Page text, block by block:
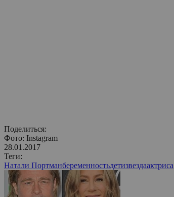
Поделиться:
Фото: Instagram
28.01.2017
Теги:
Натали Портманбеременностьдетизвездаактриса